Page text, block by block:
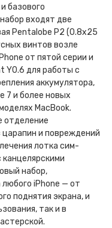
базового
входят две
Pentalobe P2 (0.8x25
винтов возле
от пятой серии и
Y0.6 для работы с
аккумулятора,
7 и более новых
MacBook.
отделение
царапин и повреждений
лотка сим-
набор,
iPhone — от
поднятия экрана, и
так и в